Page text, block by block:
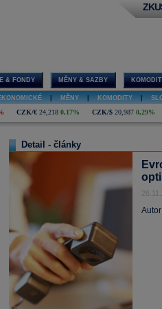
& FONDY MĚNY & SAZBY
MĚNY KOMODITY
CZK/€ 24,218 0,17% CZK/$ 20,987 0,29%
Detail - články